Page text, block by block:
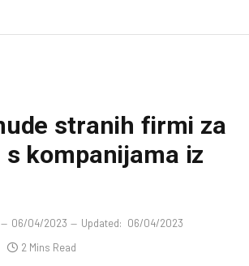
stranih firmi za
kompanijama iz
06/04/2023 Updated: 06/04/2023
2 Mins Read